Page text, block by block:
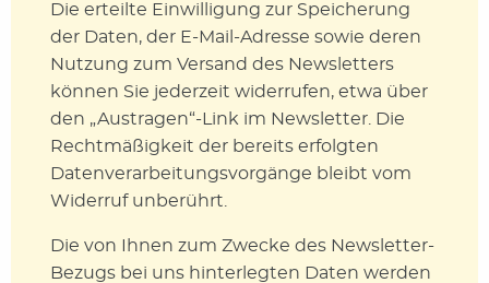
Die erteilte Einwilligung zur Speicherung
der Daten, der E-Mail-Adresse sowie deren
Nutzung zum Versand des Newsletters
können Sie jederzeit widerrufen, etwa über
den „Austragen“-Link im Newsletter. Die
Rechtmäßigkeit der bereits erfolgten
Datenverarbeitungsvorgänge bleibt vom
Widerruf unberührt.
Die von Ihnen zum Zwecke des Newsletter-
Bezugs bei uns hinterlegten Daten werden